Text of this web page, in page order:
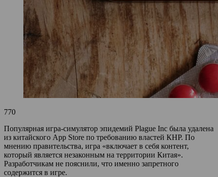
770
Популярная игра-симулятор эпидемий Plague Inc была удалена
из китайского App Store по требованию властей КНР. По
мнению правительства, игра «включает в себя контент,
который является незаконным на территории Китая».
Разработчикам не пояснили, что именно запретного
содержится в игре.